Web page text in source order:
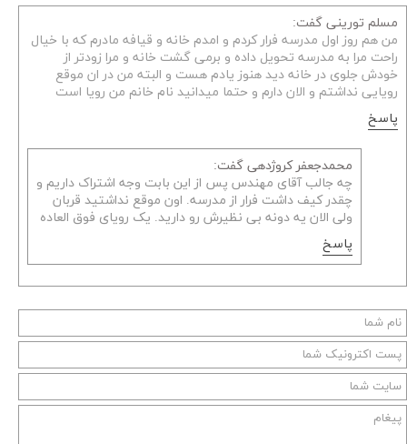
مسلم تورینی گفت:
من هم روز اول مدرسه فرار کردم و امدم خانه و قیافه مادرم که با خیال
راحت مرا به مدرسه تحویل داده و برمی گشت خانه و مرا زودتر از
خودش جلوی در خانه دید هنوز یادم هست و البته من در ان موقع
رویایی نداشتم و الان دارم و حتما میدانید نام خانم من رویا است
پاسخ
محمدجعفر کروژدهی گفت:
چه جالب آقای مهندس پس از این بابت وجه اشتراک داریم و
چقدر کیف داشت فرار از مدرسه. اون موقع نداشتید قربان
ولی الان یه دونه بی نظیرش رو دارید. یک رویای فوق العاده
پاسخ